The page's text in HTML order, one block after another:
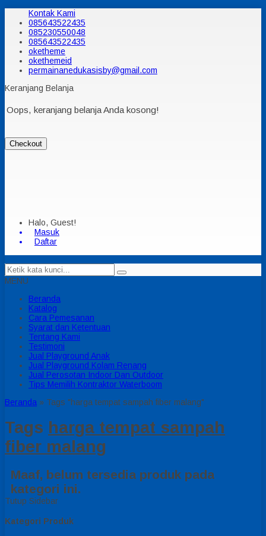
Kontak Kami
085643522435
085230550048
085643522435
oketheme
okethemeid
permainanedukasisby@gmail.com
Keranjang Belanja
Oops, keranjang belanja Anda kosong!
Checkout
Halo, Guest!
Masuk
Daftar
MENU
Beranda
Katalog
Cara Pemesanan
Syarat dan Ketentuan
Tentang Kami
Testimoni
Jual Playground Anak
Jual Playground Kolam Renang
Jual Perosotan Indoor Dan Outdoor
Tips Memilih Kontraktor Waterboom
Beranda » Tags "harga tempat sampah fiber malang"
Tags harga tempat sampah
fiber malang
Maaf, belum tersedia produk pada
kategori ini.
Tutup Sidebar
Kategori Produk